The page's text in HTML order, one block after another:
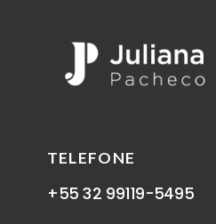
TELEFONE
+55 32 99119-5495